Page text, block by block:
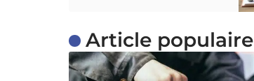
Article populaire